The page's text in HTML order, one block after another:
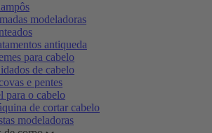
modeladoras
antiqueda
para cabelo
de cabelo
e pentes
para o cabelo
de cortar cabelo
modeladoras